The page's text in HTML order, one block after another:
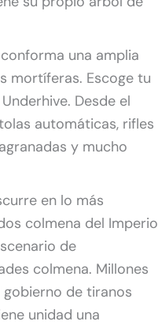
una amplia
mortíferas. Escoge tu
Desde el
automáticas, rifles
y mucho
en lo más
colmena del Imperio
de
colmena. Millones
de tiranos
unidad una